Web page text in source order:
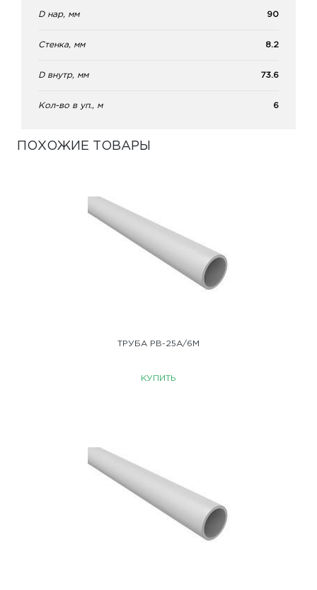
D нар, мм 90
Стенка, мм 8.2
D внутр, мм 73.6
Кол-во в уп., м 6
ПОХОЖИЕ ТОВАРЫ
ТРУБА PB-25A/6M
КУПИТЬ